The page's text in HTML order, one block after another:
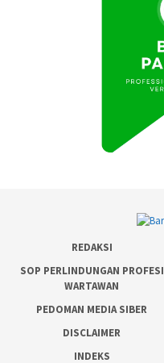
REDAKSI
SOP PERLINDUNGAN PROFESI
WARTAWAN
PEDOMAN MEDIA SIBER
DISCLAIMER
INDEKS